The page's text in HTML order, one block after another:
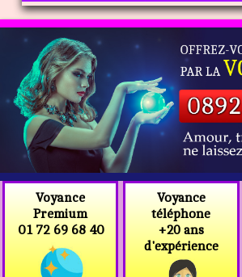
Voyance
Premium
01 72 69 68 40
Voyance
téléphone
+20 ans
d'expérience